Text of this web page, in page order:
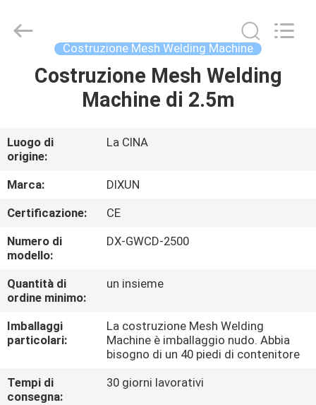
CASA
MANIFESTAZIONE
DI
VR
CIRCA
NOI
GIRO
DELLA
FABBRICA
Mesh
Products
Costruzione Mesh Welding Machine
Costruzione Mesh Welding
Machine di 2.5m
Luogo di
origine:
La CINA
Marca:
DIXUN
Certificazione:
CE
Numero di
modello:
DX-GWCD-2500
Quantità di
ordine minimo:
un insieme
Imballaggi
particolari:
La costruzione Mesh Welding
Machine è imballaggio nudo. Abbia
bisogno di un 40 piedi di contenitore
Tempi di
consegna:
30 giorni lavorativi